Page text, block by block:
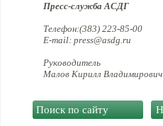
Пресс-служба АСДГ
Телефон:(383) 223-85-00
E-mail: press@asdg.ru
Руководитель
Малов Кирилл Владимирович